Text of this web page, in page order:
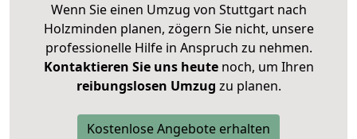
Wenn Sie einen Umzug von Stuttgart nach
Holzminden planen, zögern Sie nicht, unsere
professionelle Hilfe in Anspruch zu nehmen.
Kontaktieren Sie uns heutenoch, um Ihren
reibungslosen Umzug zu planen.
Kostenlose Angebote erhalten